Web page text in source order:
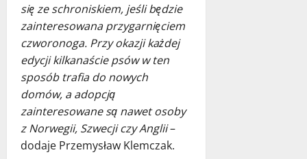
się ze schroniskiem, jeśli będzie
zainteresowana przygarnięciem
czworonoga. Przy okazji każdej
edycji kilkanaście psów w ten
sposób trafia do nowych
domów, a adopcją
zainteresowane są nawet osoby
z Norwegii, Szwecji czy Anglii–
dodaje Przemysław Klemczak.